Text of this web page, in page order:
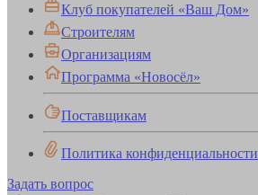
Клуб покупателей «Ваш Дом»
Строителям
Организациям
Программа «Новосёл»
Поставщикам
Политика конфиденциальности
Задать вопрос